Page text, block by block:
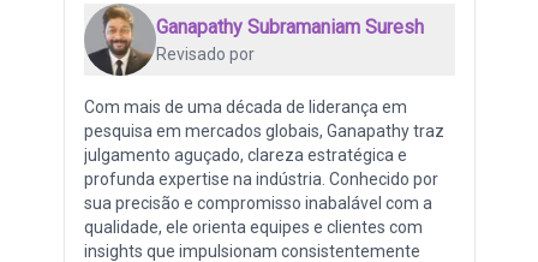
Ganapathy Subramaniam Suresh
Revisado por
Com mais de uma década de liderança em
pesquisa em mercados globais, Ganapathy traz
julgamento aguçado, clareza estratégica e
profunda expertise na indústria. Conhecido por
sua precisão e compromisso inabalável com a
qualidade, ele orienta equipes e clientes com
insights que impulsionam consistentemente